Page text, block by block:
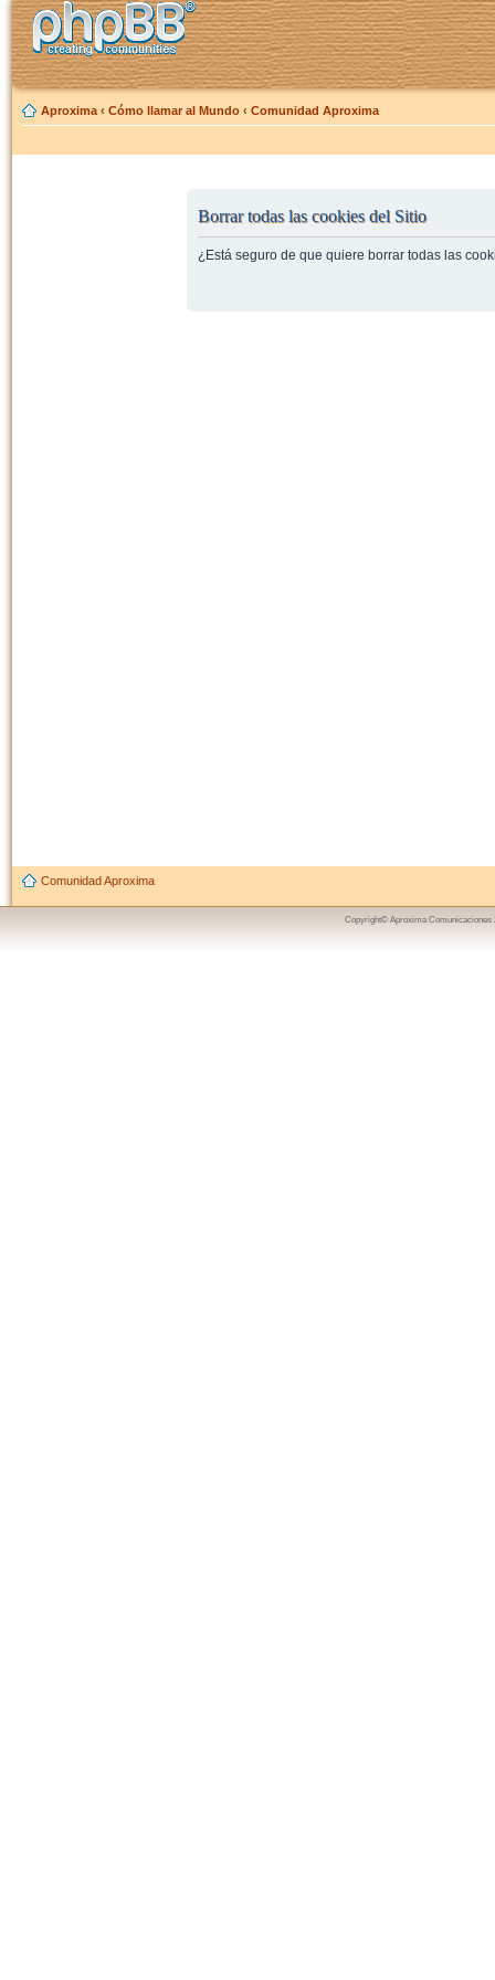
Aproxima ‹ Cómo llamar al Mundo ‹ Comunidad Aproxima
Borrar todas las cookies del Sitio
¿Está seguro de que quiere borrar todas las
Comunidad Aproxima
Copyright© Aproxima Comunicaciones